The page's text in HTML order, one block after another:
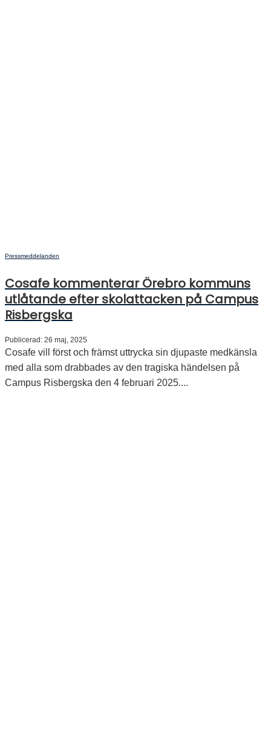
Pressmeddelanden
Cosafe kommenterar Örebro kommuns
utlåtande efter skolattacken på Campus
Risbergska
Publicerad: 26 maj, 2025
Cosafe vill först och främst uttrycka sin djupaste medkänsla
med alla som drabbades av den tragiska händelsen på
Campus Risbergska den 4 februari 2025....